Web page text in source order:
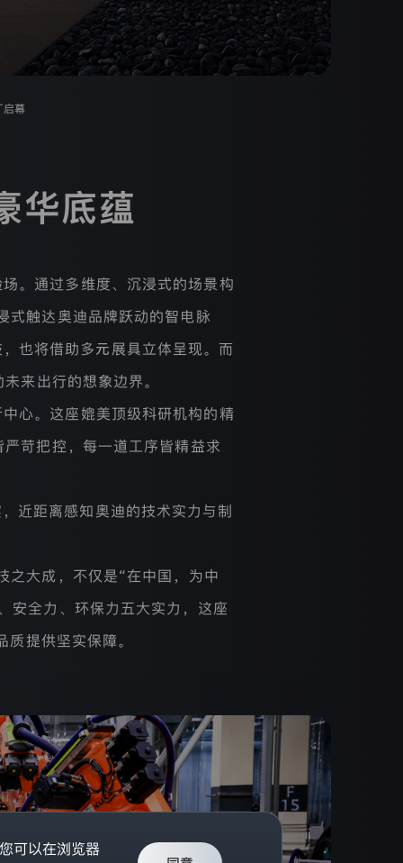
可以在浏览器
启幕
华底蕴
。通过多维度、沉浸式的场景构
式触达奥迪品牌跃动的智电脉
也将借助多元展具立体呈现。而
来出行的想象边界。
心。这座媲美顶级科研机构的精
苛把控，每一道工序皆精益求
近距离感知奥迪的技术实力与制
之大成，不仅是“在中国，为中
安全力、环保力五大实力，这座
提供坚实保障。